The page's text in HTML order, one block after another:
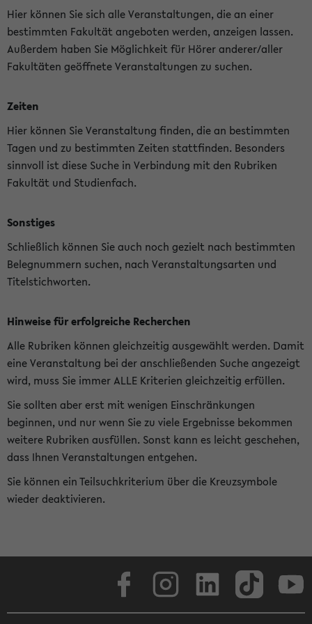
Hier können Sie sich alle Veranstaltungen, die an einer
bestimmten Fakultät angeboten werden, anzeigen lassen.
Außerdem haben Sie Möglichkeit für Hörer anderer/aller
Fakultäten geöffnete Veranstaltungen zu suchen.
Zeiten
Hier können Sie Veranstaltung finden, die an bestimmten
Tagen und zu bestimmten Zeiten stattfinden. Besonders
sinnvoll ist diese Suche in Verbindung mit den Rubriken
Fakultät und Studienfach.
Sonstiges
Schließlich können Sie auch noch gezielt nach bestimmten
Belegnummern suchen, nach Veranstaltungsarten und
Titelstichworten.
Hinweise für erfolgreiche Recherchen
Alle Rubriken können gleichzeitig ausgewählt werden. Damit
eine Veranstaltung bei der anschließenden Suche angezeigt
wird, muss Sie immer ALLE Kriterien gleichzeitig erfüllen.
Sie sollten aber erst mit wenigen Einschränkungen
beginnen, und nur wenn Sie zu viele Ergebnisse bekommen
weitere Rubriken ausfüllen. Sonst kann es leicht geschehen,
dass Ihnen Veranstaltungen entgehen.
Sie können ein Teilsuchkriterium über die Kreuzsymbole
wieder deaktivieren.